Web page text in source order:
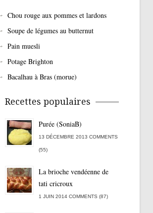
Chou rouge aux pommes et lardons
Soupe de légumes au butternut
Pain muesli
Potage Brighton
Bacalhau à Bras (morue)
Recettes populaires
Purée (SoniaB)
13 DÉCEMBRE 2013 COMMENTS
(55)
La brioche vendéenne de
tati cricroux
1 JUIN 2014 COMMENTS (87)